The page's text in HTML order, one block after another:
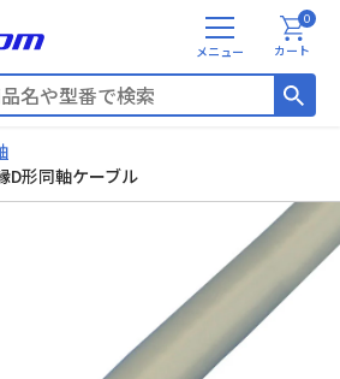
メ
ニ
カート
0
D形同軸ケーブル